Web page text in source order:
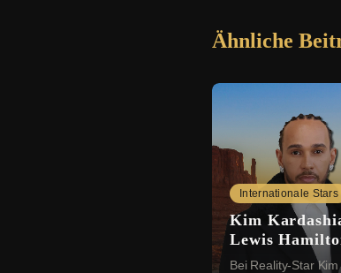
Ähnliche
Internationale Stars
Kim
Lewis
Romantik in
Bei Reality-Star